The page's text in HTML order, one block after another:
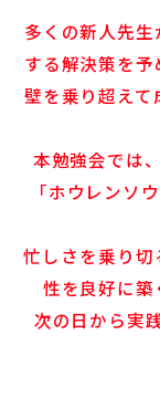
多くの新人先
する解決策を予
壁を乗り超えて
本勉強会では
「ホウレンソ
忙しさを乗り
性を良好に築
次の日から実